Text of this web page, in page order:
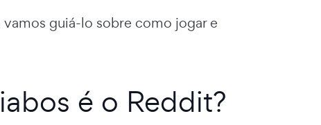
vamos guiá-lo sobre como jogar e
é o Reddit?